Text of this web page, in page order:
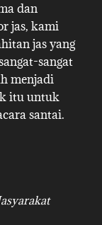
dan
jas, kami
jas yang
sangat
menjadi
itu untuk
santai.